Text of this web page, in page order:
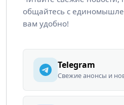
общайтесь с
вам удобно!
Telegram
Свежие анонсы и